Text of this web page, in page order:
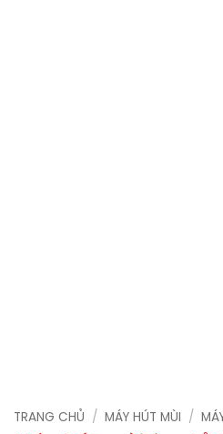
TRANG CHỦ / MÁY HÚT MÙI /